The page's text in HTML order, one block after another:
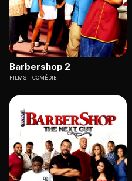
Barbershop 2
FILMS COMÉDIE